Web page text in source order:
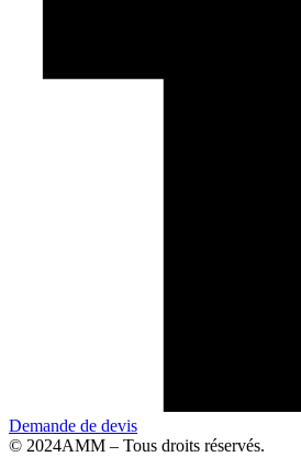
Demande de devis
© 2024AMM – Tous droits réservés.